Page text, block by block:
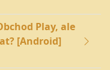
Play, ale
[Android]